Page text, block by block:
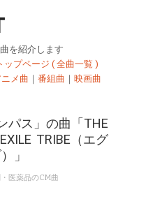
を紹介します
ップページ ( 全曲一覧 )
ニメ曲 ｜ 番組曲 ｜ 映画曲
パス」の曲「THE
TRIBE（エグ
」
医薬品のCM曲